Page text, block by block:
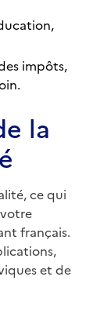
impôts,
la
ce qui
français.
et de